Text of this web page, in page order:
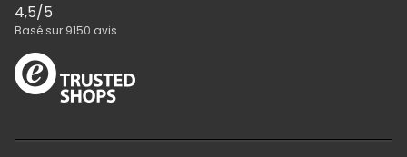
4,5/5
Basé sur 9150 avis